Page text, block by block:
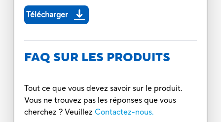
Télécharger
FAQ SUR LES PRODUITS
Tout ce que vous devez savoir sur le produit.
Vous ne trouvez pas les réponses que vous
cherchez ? Veuillez Contactez-nous.